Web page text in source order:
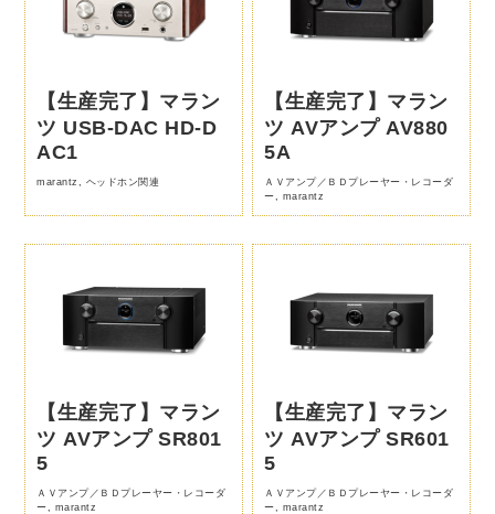
【生産完了】マラン
ツ USB-DAC HD-D
AC1
marantz ヘッドホン関連
【生産完了】マラン
ツ AVアンプ AV880
5A
ＡＶアンプ／ＢＤプレーヤー・レコーダ
ー
marantz
【生産完了】マラン
ツ AVアンプ SR801
5
ＡＶアンプ／ＢＤプレーヤー・レコーダ
ー
marantz
【生産完了】マラン
ツ AVアンプ SR601
5
ＡＶアンプ／ＢＤプレーヤー・レコーダ
ー
marantz